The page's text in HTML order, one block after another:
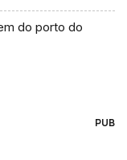
do porto do
PUB